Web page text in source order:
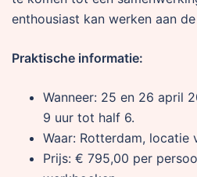
enthousiast kan werken aan
Praktische informatie:
Wanneer: 25 en 26 april
9 uur tot half 6.
Waar: Rotterdam, locatie
Prijs: € 795,00 per